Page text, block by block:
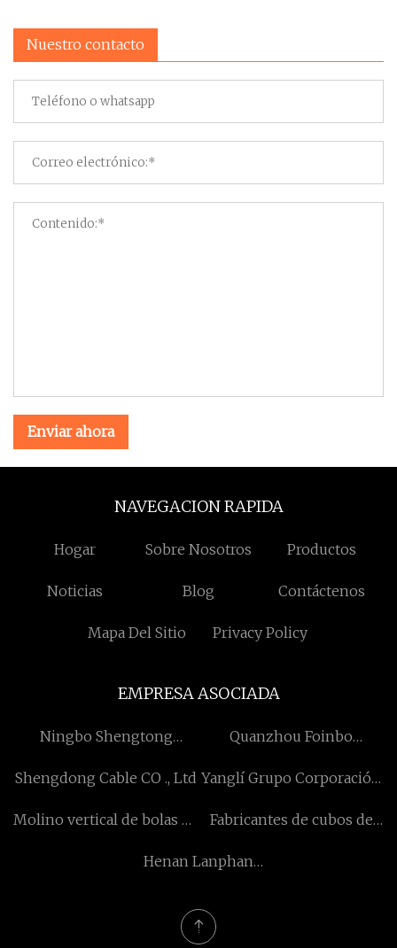
Nuestro contacto
Enviar ahora
NAVEGACION RAPIDA
Hogar Sobre Nosotros Productos
Noticias Blog Contáctenos
Mapa Del Sitio Privacy Policy
EMPRESA ASOCIADA
Ningbo Shengtong
Industrial Co., Ltd
Quanzhou Foinbo
incendios Equipo Co.,
Shengdong Cable CO ., Ltd Yanglí Grupo Corporación
Molino vertical de bolas de
Fabricantes de cubos de
Henan Lanphan